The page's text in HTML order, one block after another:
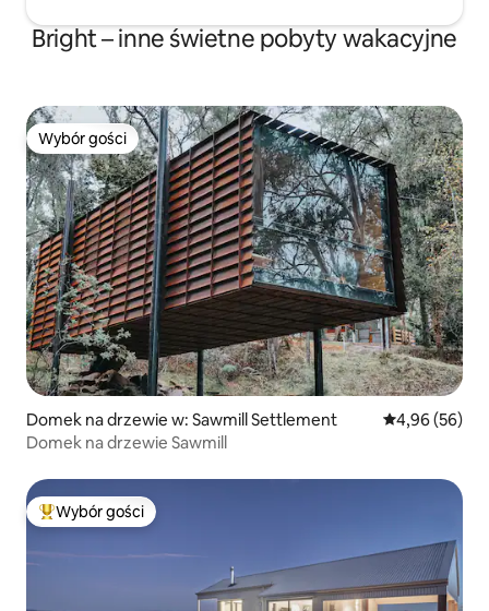
Bright – inne świetne pobyty wakacyjne
Wybór gości
Wybór gości
Domek na drzewie w: Sawmill Settlement Średnia
4,96 (56)
Domek na drzewie Sawmill
Najpopularniejsze z kategorii Wybór gości
Wybór gości